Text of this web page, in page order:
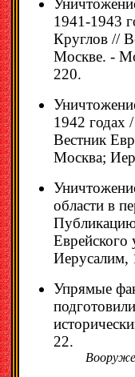
1941-1943
Круглов //
Москве. -
220.
1942 годах
Вестник
Москва;
области в
Еврейского
Иерусалим,
Упрямые
22.